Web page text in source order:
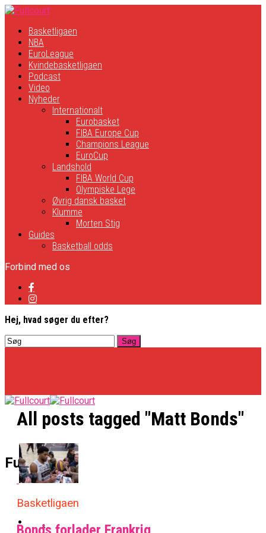
Basketligaen
NBA
EuroLeague
Kvindebasketligaen
Podcast
Video
Nyheder
Internationalt
Eurobasket
FIBA Europe Cup
Champions League
EuroCup
Landshold
FIBA World Cup
Olympiske Lege
Øvrig dansk basket
Klumme
Morten Stig
Guides
Basketball odds
Forbind med os
Hej, hvad søger du efter?
Fullcourt
Basketligaen
Officielt: Vejen Gafler Dansker Hos Rabbits
NBA
All posts tagged "Matt Bonds"
Basketligaen